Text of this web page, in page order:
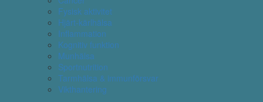
Fysisk aktivitet
Hjärt-kärlhälsa
Inflammation
Kognitiv funktion
Munhälsa
Sportnutrition
Tarmhälsa & immunförsvar
Vikthantering